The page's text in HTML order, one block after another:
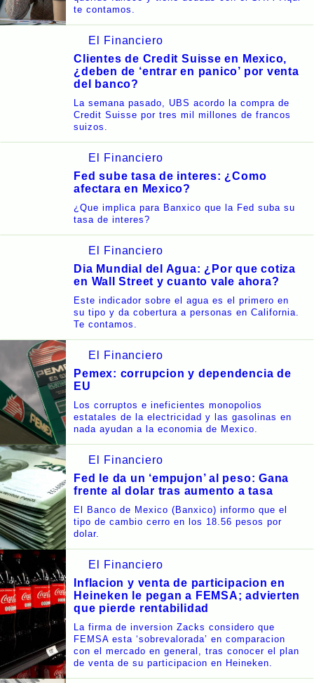
te contamos.
El Financiero
Clientes de Credit Suisse en Mexico,
¿deben de ‘entrar en panico’ por venta
del banco?
La semana pasado, UBS acordo la compra de
Credit Suisse por tres mil millones de francos
suizos.
El Financiero
Fed sube tasa de interes: ¿Como
afectara en Mexico?
¿Que implica para Banxico que la Fed suba su
tasa de interes?
El Financiero
Dia Mundial del Agua: ¿Por que cotiza
en Wall Street y cuanto vale ahora?
Este indicador sobre el agua es el primero en
su tipo y da cobertura a personas en California.
Te contamos.
El Financiero
Pemex: corrupcion y dependencia de
EU
Los corruptos e ineficientes monopolios
estatales de la electricidad y las gasolinas en
nada ayudan a la economia de Mexico.
El Financiero
Fed le da un ‘empujon’ al peso: Gana
frente al dolar tras aumento a tasa
El Banco de Mexico (Banxico) informo que el
tipo de cambio cerro en los 18.56 pesos por
dolar.
El Financiero
Inflacion y venta de participacion en
Heineken le pegan a FEMSA; advierten
que pierde rentabilidad
La firma de inversion Zacks considero que
FEMSA esta ‘sobrevalorada’ en comparacion
con el mercado en general, tras conocer el plan
de venta de su participacion en Heineken.